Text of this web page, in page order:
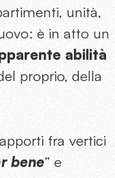
unità,
è in atto un
abilità
proprio, della
fra vertici
bene” e